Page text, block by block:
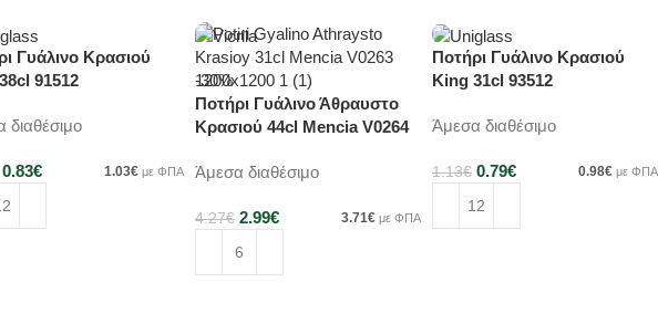
Γυάλινο Κρασιού
91512
διαθέσιμο
0.83€ 1.03€ με ΦΠΑ
-30%
Ποτήρι Γυάλινο Άθραυστο
Κρασιού 44cl Mencia V0264
Άμεσα διαθέσιμο
4.27€ 2.99€ 3.71€ με ΦΠΑ
-30%
Ποτήρι Γυάλινο Κρασιού
King 31cl 93512
Άμεσα διαθέσιμο
1.13€ 0.79€ 0.98€ με ΦΠΑ